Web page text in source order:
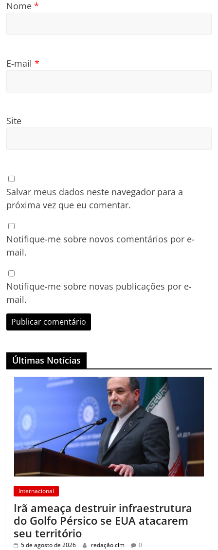
Nome*
E-mail*
Site
Salvar meus dados neste navegador para a
próxima vez que eu comentar.
Notifique-me sobre novos comentários por e-
mail.
Notifique-me sobre novas publicações por e-
mail.
Últimas Notícias
Internacional
Irã ameaça destruir infraestrutura
do Golfo Pérsico se EUA atacarem
seu território
5 de agosto de 2026 redação clm 0